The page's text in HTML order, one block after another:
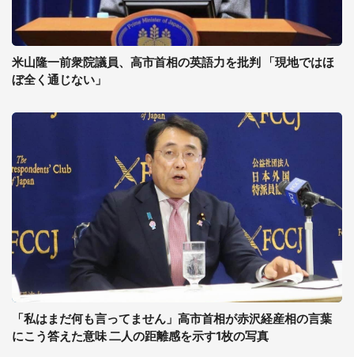
米山隆一前衆院議員、高市首相の英語力を批判 「現地ではほ
ぼ全く通じない」
「私はまだ何も言ってません」高市首相が赤沢経産相の言葉
にこう答えた意味 二人の距離感を示す1枚の写真